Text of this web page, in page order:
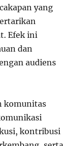
yang
Efek ini
dan
audiens
komunitas
kontribusi